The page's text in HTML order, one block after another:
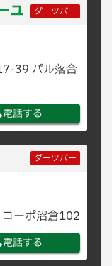
ユ ダーツバー
39 パル落合
電話する
ダーツバー
ーポ沼倉102
電話する